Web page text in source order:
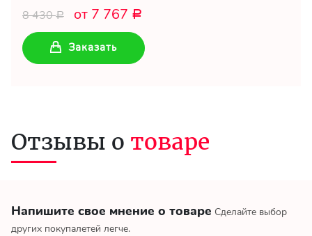
8 430Р от 7 767 Р
Заказать
Напишите свое мнение о товаре Сделайте выбор
других покупалетей легче.
Отзывы о товаре